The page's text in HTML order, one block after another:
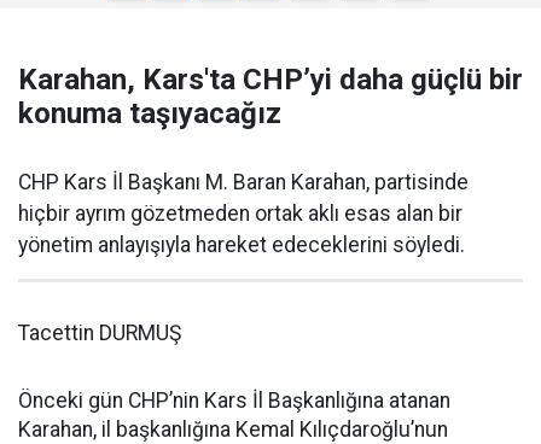
Karahan, Kars'ta CHP’yi daha güçlü bir
konuma taşıyacağız
CHP Kars İl Başkanı M. Baran Karahan, partisinde
hiçbir ayrım gözetmeden ortak aklı esas alan bir
yönetim anlayışıyla hareket edeceklerini söyledi.
Tacettin DURMUŞ
Önceki gün CHP’nin Kars İl Başkanlığına atanan
Karahan, il başkanlığına Kemal Kılıçdaroğlu’nun